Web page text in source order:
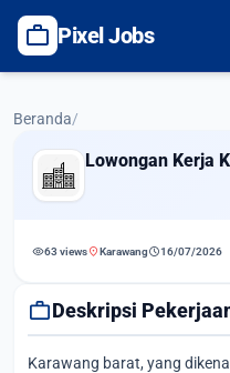
work Pixel Jobs
Beranda/
Lowongan Kerja
visibility63 viewslocation_onKarawangschedule16/07/2026
workDeskripsi
Karawang barat, yang